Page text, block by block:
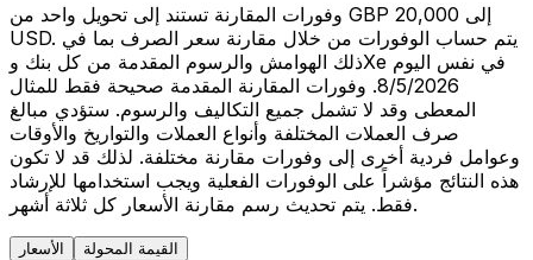
وفورات المقارنة تستند إلى تحويل واحد من GBP 20,000 إلى
USD. يتم حساب الوفورات من خلال مقارنة سعر الصرف بما في
ذلك الهوامش والرسوم المقدمة من كل بنك وXe في نفس اليوم
8/5/2026. وفورات المقارنة المقدمة صحيحة فقط للمثال
المعطى وقد لا تشمل جميع التكاليف والرسوم. ستؤدي مبالغ
صرف العملات المختلفة وأنواع العملات والتواريخ والأوقات
وعوامل فردية أخرى إلى وفورات مقارنة مختلفة. لذلك قد لا تكون
هذه النتائج مؤشراً على الوفورات الفعلية ويجب استخدامها للإرشاد
فقط. يتم تحديث رسم مقارنة الأسعار كل ثلاثة أشهر.
الأسعار القيمة المحولة